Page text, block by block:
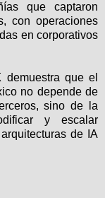
que captaron
con operaciones
en corporativos
demuestra que el
no depende de
sino de la
y escalar
de IA